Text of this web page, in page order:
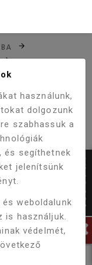
ACS0307
használunk,
dolgozunk
szabhassuk a
és segíthetnek
jelenítsünk
weboldalunk
is használjuk.
védelmét,